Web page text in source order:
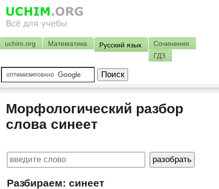
uchim.org Математика Русский язык
Сочинения
ГДЗ
Морфологический разбор
слова синеет
Разбираем: синеет